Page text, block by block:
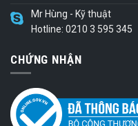
Mr Hùng - Kỹ thuật
Hotline: 0210 3 595 345
CHỨNG NHẬN